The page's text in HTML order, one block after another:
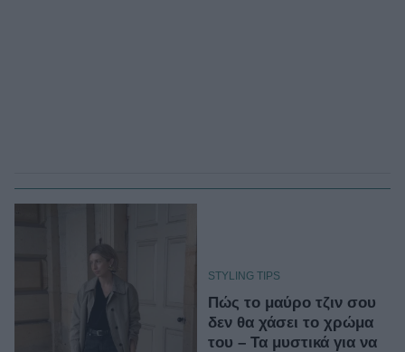
STYLING TIPS
Πώς το μαύρο τζιν σου
δεν θα χάσει το χρώμα
του – Τα μυστικά για να